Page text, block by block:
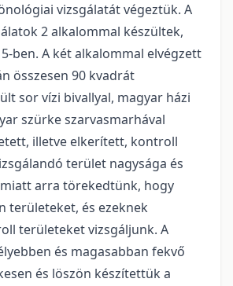
vizsgálatát végeztük. A
2 alkalommal készültek,
ben. A két alkalommal elvégzett
összesen 90 kvadrát
sor vízi bivallyal, magyar házi
szürke szarvasmarhával
illetve elkerített, kontroll
terület nagysága és
arra törekedtünk, hogy
területeket, és ezeknek
területeket vizsgáljunk. A
és magasabban fekvő
és löszön készítettük a